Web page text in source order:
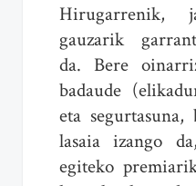
Hirugarrenik,
gauzarik
da. Bere
badaude
eta segurtasuna,
lasaia izango
egiteko